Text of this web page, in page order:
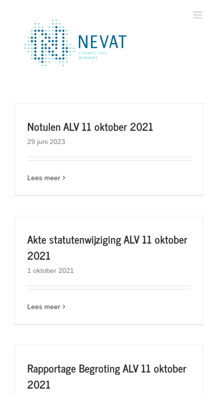
Notulen ALV 11 oktober 2021
29 juni 2023
Lees meer
Akte statutenwijziging ALV 11 oktober
2021
1 oktober 2021
Lees meer
Rapportage Begroting ALV 11 oktober
2021